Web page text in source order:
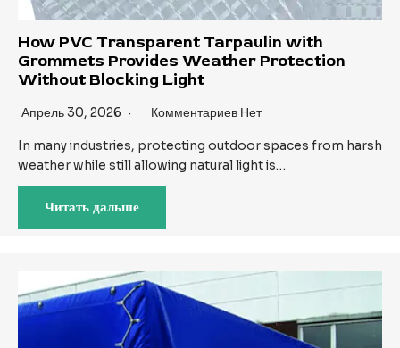
How PVC Transparent Tarpaulin with
Grommets Provides Weather Protection
Without Blocking Light
Апрель 30, 2026 Комментариев Нет
In many industries, protecting outdoor spaces from harsh
weather while still allowing natural light is…
Читать дальше